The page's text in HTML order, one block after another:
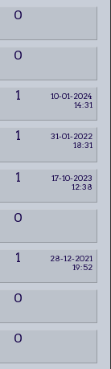
0
0
1
10-01-2024
14:31
1
31-01-2022
18:31
1
17-10-2023
12:38
0
1
28-12-2021
19:52
0
0